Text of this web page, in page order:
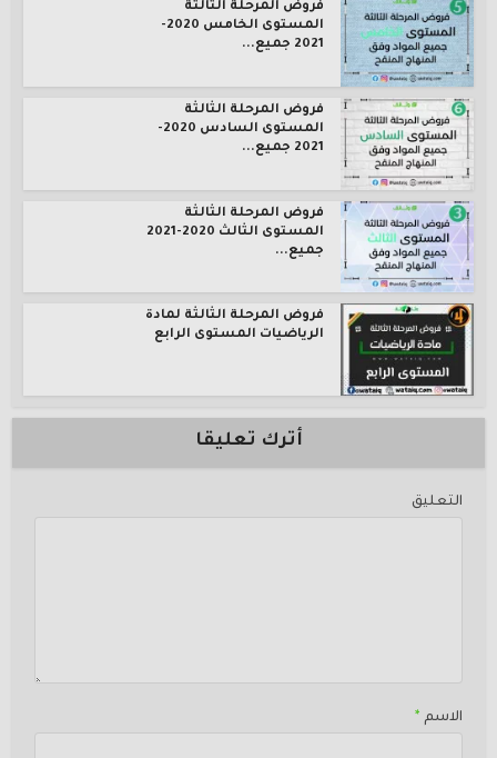
فروض المرحلة الثالثة
المستوى الخامس 2020-
2021 جميع...
فروض المرحلة الثالثة
المستوى السادس 2020-
2021 جميع...
فروض المرحلة الثالثة
المستوى الثالث 2020-2021
جميع...
فروض المرحلة الثالثة لمادة
الرياضيات المستوى الرابع
أترك تعليقا
التعليق
الاسم *